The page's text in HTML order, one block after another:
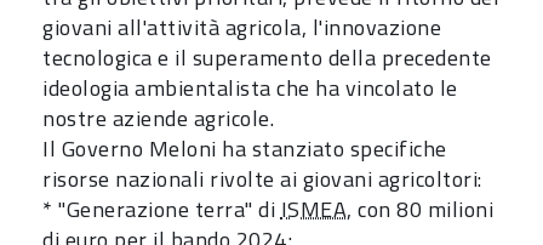
giovani all'attività agricola, l'innovazione
tecnologica e il superamento della precedente
ideologia ambientalista che ha vincolato le
nostre aziende agricole.
Il Governo Meloni ha stanziato specifiche
risorse nazionali rivolte ai giovani agricoltori:
* "Generazione terra" diISMEA, con 80 milioni